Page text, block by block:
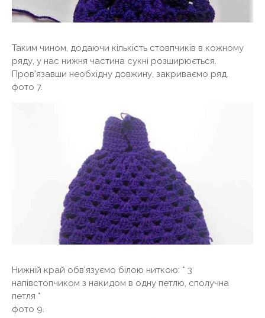
Таким чином, додаючи кількість стовпчиків в кожному
ряду, у нас нижня частина сукні розширюється.
Пров'язавши необхідну довжину, закриваємо ряд.
фото 7.
Нижній край обв'язуємо білою ниткою: * 3
напівстопчиком з накидом в одну петлю, сполучна
петля *
фото 9.